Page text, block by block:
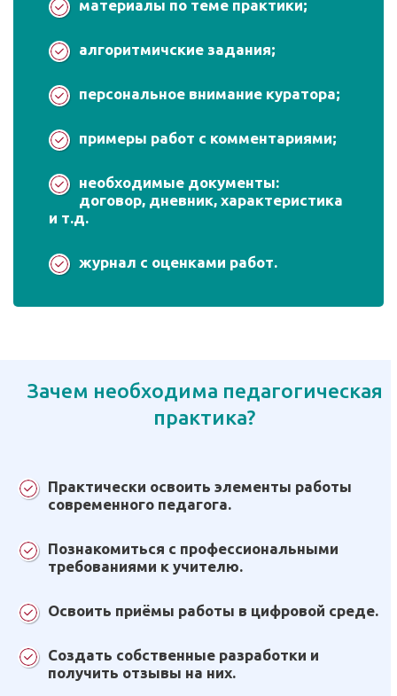
материалы по теме практики;
алгоритмичские задания;
персональное внимание куратора;
примеры работ с комментариями;
необходимые документы:
договор, дневник, характеристика
и т.д.
журнал с оценками работ.
Зачем необходима педагогическая
практика?
Практически освоить элементы работы
современного педагога.
Познакомиться с профессиональными
требованиями к учителю.
Освоить приёмы работы в цифровой среде.
Создать собственные разработки и
получить отзывы на них.